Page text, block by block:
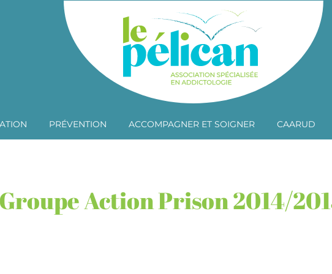
PRÉVENTION ACCOMPAGNER ET SOIGNER CAARUD
Action Prison 2014/